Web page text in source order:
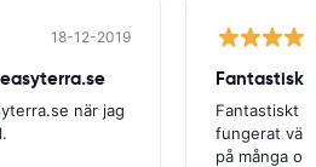
18-12-2019
när jag
Fantastiskt
fungerat
på många